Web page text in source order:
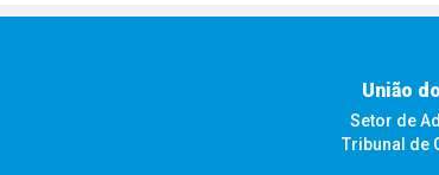
União
Setor de
Tribunal de